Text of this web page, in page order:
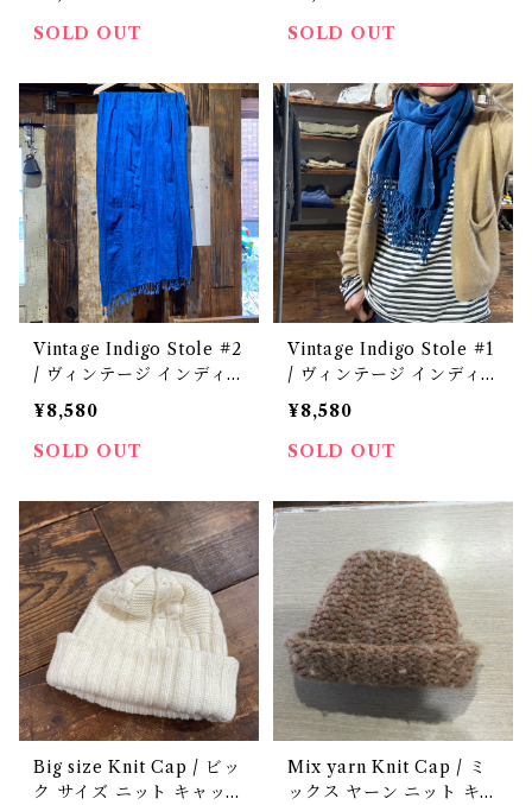
SOLD OUT
SOLD OUT
Vintage Indigo Stole #2
/ ヴィンテージ インディ
ゴ コットン ストール 古着
¥8,580
SOLD OUT
Vintage Indigo Stole #1
/ ヴィンテージ インディ
ゴ コットン ストール 古着
¥8,580
SOLD OUT
Big size Knit Cap / ビッ
ク サイズ ニット キャップ
Mix yarn Knit Cap / ミ
ックス ヤーン ニット キャ